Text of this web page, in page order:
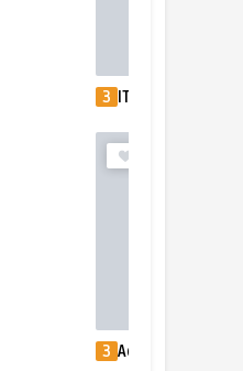
3 ITC Puamana™
3 Adonide Font